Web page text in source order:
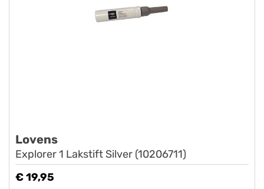
Lovens
Explorer 1 Lakstift Silver (10206711)
€ 19,95